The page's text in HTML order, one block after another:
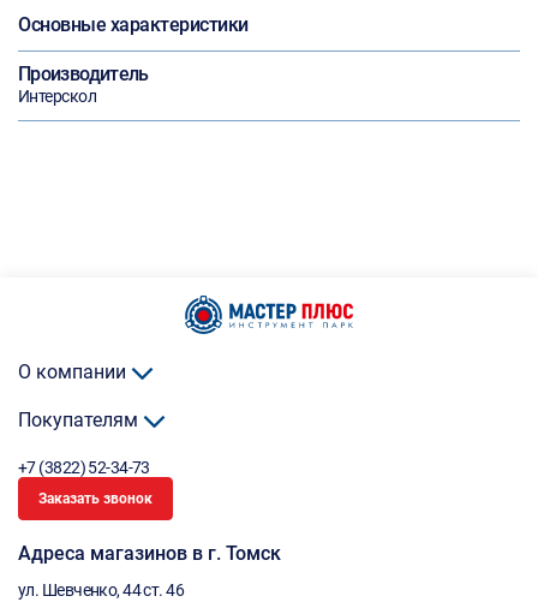
Основные характеристики
Производитель
Интерскол
О компании
Покупателям
+7 (3822) 52-34-73
Заказать звонок
Адреса магазинов в г. Томск
ул. Шевченко, 44 ст. 46